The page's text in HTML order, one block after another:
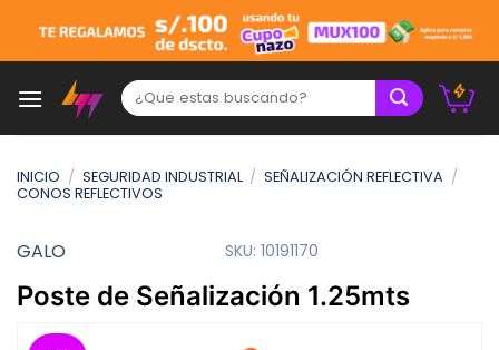
content
Buscar:
INICIO / SEGURIDAD INDUSTRIAL / SEÑALIZACIÓN REFLECTIVA /
CONOS REFLECTIVOS
GALO SKU: 10191170
Poste de Señalización 1.25mts